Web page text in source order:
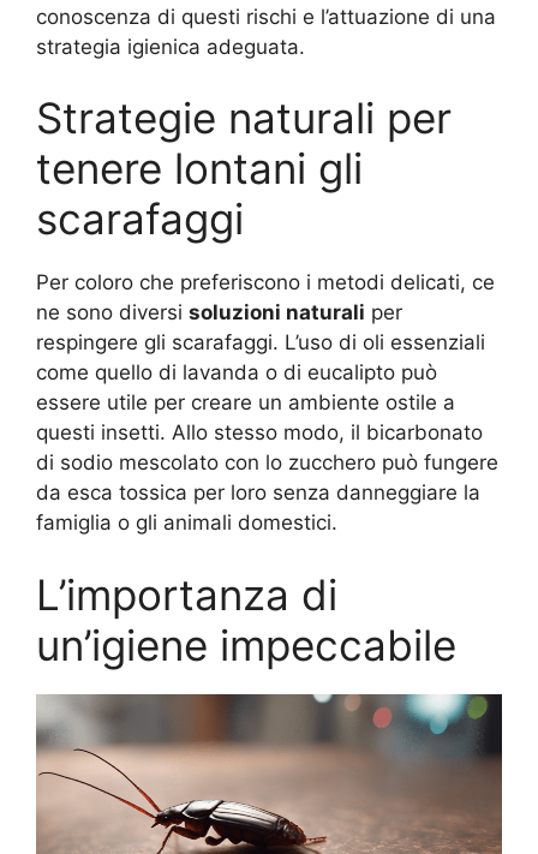
conoscenza di questi rischi e l’attuazione di una
strategia igienica adeguata.
Strategie naturali per
tenere lontani gli
scarafaggi
Per coloro che preferiscono i metodi delicati, ce
ne sono diversi soluzioni naturali per
respingere gli scarafaggi. L’uso di oli essenziali
come quello di lavanda o di eucalipto può
essere utile per creare un ambiente ostile a
questi insetti. Allo stesso modo, il bicarbonato
di sodio mescolato con lo zucchero può fungere
da esca tossica per loro senza danneggiare la
famiglia o gli animali domestici.
L’importanza di
un’igiene impeccabile